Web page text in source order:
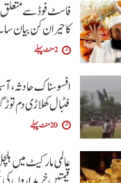
فاسٹ فوڈ سے
کا حیران کن بیان
2 منٹ پہلے
افسوسناک حادثہ،
فٹبال کھلاڑی دم توڑ
20 منٹ پہلے
عالمی مارکیٹ میں